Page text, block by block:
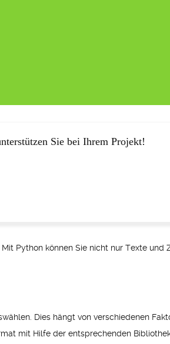
Sie bei Ihrem Projekt!
Python können Sie nicht nur Texte und
Dies hängt von verschiedenen
mit Hilfe der entsprechenden